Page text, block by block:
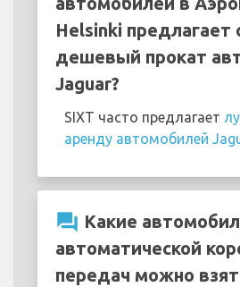
Helsinki предлагает
дешевый прокат
Jaguar?
SIXT часто предлагает
аренду автомобилей
question_answer Какие
автоматической
передач можно